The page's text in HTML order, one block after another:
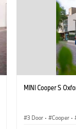
MINI Cooper S
3 Door · Cooper ·